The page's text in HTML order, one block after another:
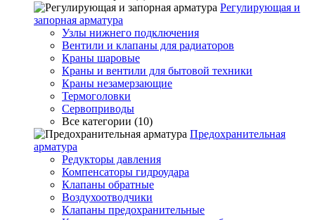
Регулирующая и
запорная арматура
Узлы нижнего подключения
Вентили и клапаны для радиаторов
Краны шаровые
Краны и вентили для бытовой техники
Краны незамерзающие
Термоголовки
Сервоприводы
Все категории (10)
Предохранительная
арматура
Редукторы давления
Компенсаторы гидроудара
Клапаны обратные
Воздухоотводчики
Клапаны предохранительные